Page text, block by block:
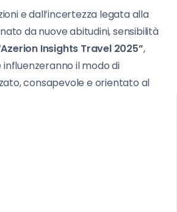
e dall’incertezza legata alla
da nuove abitudini, sensibilità
Insights Travel 2025”,
il modo di
consapevole e orientato al